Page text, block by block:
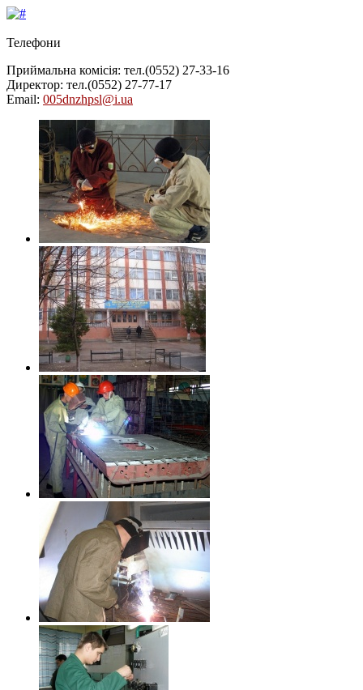
Телефони
Приймальна комісія: тел.(0552) 27-33-16
Директор: тел.(0552) 27-77-17
Email: 005dnzhpsl@i.ua